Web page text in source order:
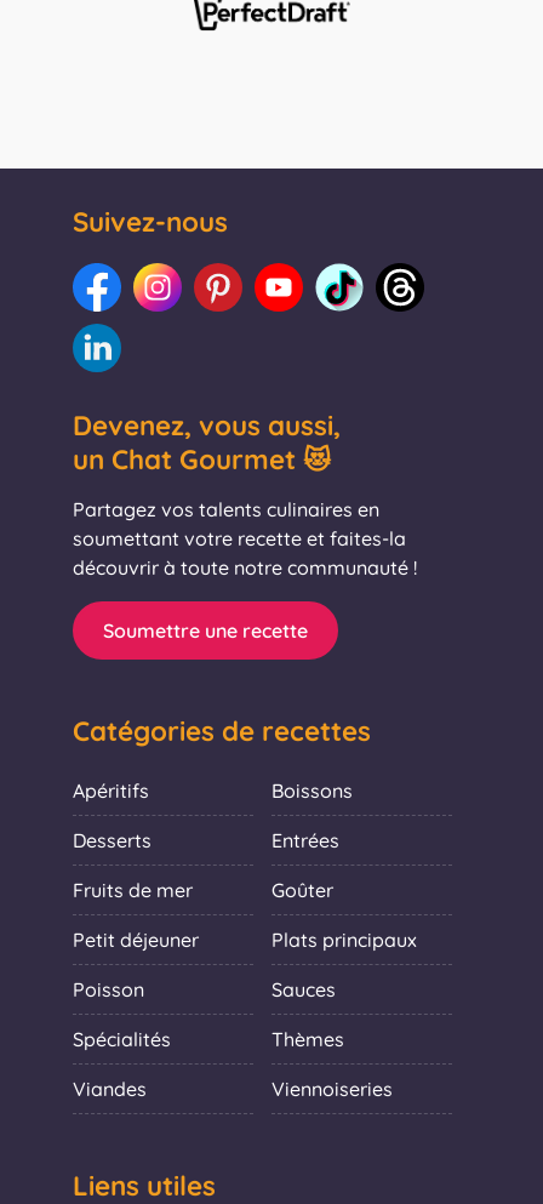
Suivez-nous
Devenez, vous aussi,
un Chat Gourmet 😻
Partagez vos talents culinaires en
soumettant votre recette et faites-la
découvrir à toute notre communauté !
Soumettre une recette
Catégories de recettes
Apéritifs Boissons
Desserts Entrées
Fruits de mer Goûter
Petit déjeuner Plats principaux
Poisson Sauces
Spécialités Thèmes
Viandes Viennoiseries
Liens utiles